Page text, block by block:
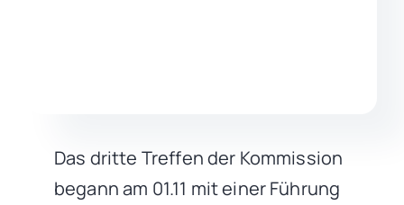
Das dritte Treffen der Kommission
begann am 01.11 mit einer Führung